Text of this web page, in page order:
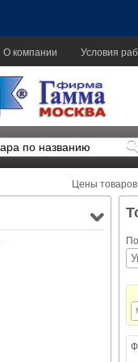
О компании Условия
Цены